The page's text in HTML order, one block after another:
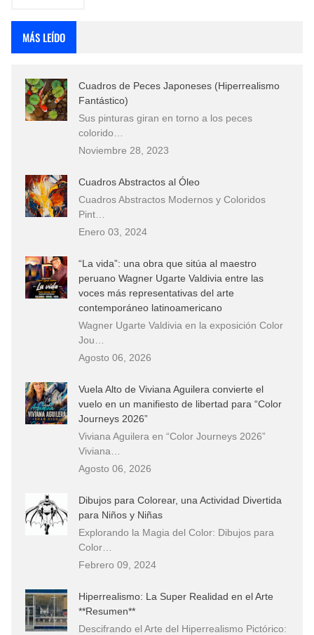
MÁS LEÍDO
Cuadros de Peces Japoneses (Hiperrealismo
Fantástico)
Sus pinturas giran en torno a los peces
colorido…
Noviembre 28, 2023
Cuadros Abstractos al Óleo
Cuadros Abstractos Modernos y Coloridos
Pint…
Enero 03, 2024
“La vida”: una obra que sitúa al maestro
peruano Wagner Ugarte Valdivia entre las
voces más representativas del arte
contemporáneo latinoamericano
Wagner Ugarte Valdivia en la exposición Color
Jou…
Agosto 06, 2026
Vuela Alto de Viviana Aguilera convierte el
vuelo en un manifiesto de libertad para “Color
Journeys 2026”
Viviana Aguilera en “Color Journeys 2026”
Viviana…
Agosto 06, 2026
Dibujos para Colorear, una Actividad Divertida
para Niños y Niñas
Explorando la Magia del Color: Dibujos para
Color…
Febrero 09, 2024
Hiperrealismo: La Super Realidad en el Arte
**Resumen**
Descifrando el Arte del Hiperrealismo Pictórico: